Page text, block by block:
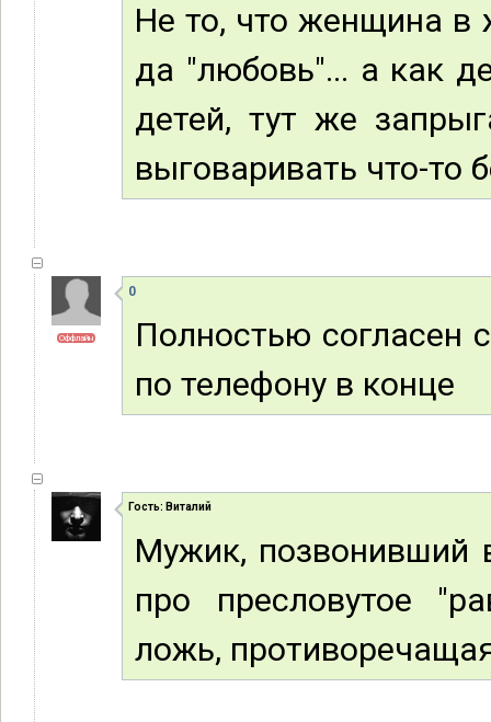
Не то, что женщина в
да "любовь"... а как
детей, тут же
выговаривать что-то
Оффлайн
0
Полностью согласен
по телефону в конце
Гость: Виталий
Мужик, позвонивший
про пресловутое
ложь,